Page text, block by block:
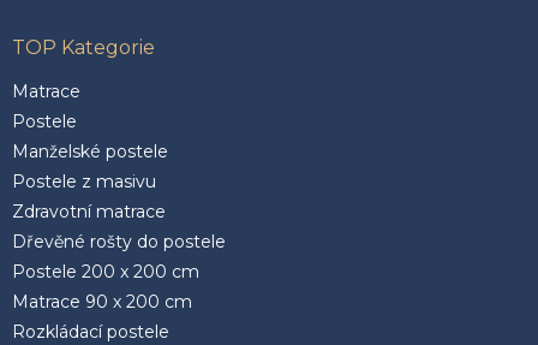
TOP Kategorie
Matrace
Postele
Manželské postele
Postele z masivu
Zdravotní matrace
Dřevěné rošty do postele
Postele 200 x 200 cm
Matrace 90 x 200 cm
Rozkládací postele